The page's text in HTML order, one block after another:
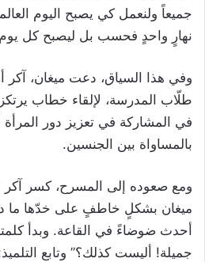
جميعاً ولنعمل كي يصبح اليوم
نهارٍ واحدٍ فحسب بل ليصبح كل
طلّاب المدرسة، لإلقاء خطاب
في المشاركة في تعزيز دور المرأة
بالمساواة بين الجنسين.
ومع صعوده إلى المسرح، كسر آكر
ميغان بشكلٍ خاطفٍ على خدّها ما
أحدث ضوضاءً في القاعة. وبدأ كلمته
جميلة! أليست كذلك؟” وتابع